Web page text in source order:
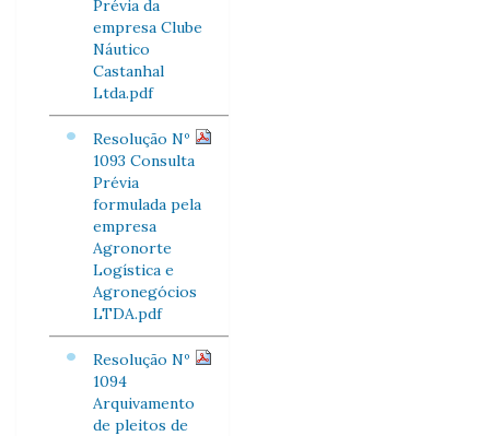
Prévia da
empresa Clube
Náutico
Castanhal
Ltda.pdf
Resolução Nº
1093 Consulta
Prévia
formulada pela
empresa
Agronorte
Logística e
Agronegócios
LTDA.pdf
Resolução Nº
1094
Arquivamento
de pleitos de